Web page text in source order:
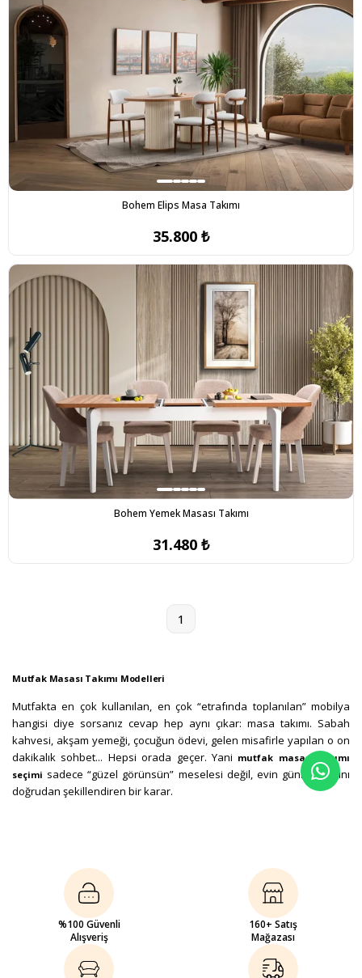
Bohem Elips Masa Takımı
35.800 ₺
Bohem Yemek Masası Takımı
31.480 ₺
1
Mutfak Masası Takımı Modelleri
Mutfakta en çok kullanılan, en çok “etrafında toplanılan” mobilya
hangisi diye sorsanız cevap hep aynı çıkar: masa takımı. Sabah
kahvesi, akşam yemeği, çocuğun ödevi, gelen misafirle yapılan o on
dakikalık sohbet... Hepsi orada geçer. Yani mutfak masası takımı
seçimi sadece “güzel görünsün” meselesi değil, evin günlük akışını
doğrudan şekillendiren bir karar.
masa yetersiz kalıyorsa, o takım o mutfak için doğru seçim değildir.
Küçük mutfakta öncelik ölçü ve formda; sandalye çekildiğinde
dolaba çarpmasın, masa fazla yer kaplamasın yeter. Geniş mutfakta
ise iş biraz değişiyor, orada masa artık mutfağın görünümüne nasıl
uyacağı ve kaç kişiyi ağırlayacağı önem kazanıyor. Bu yüzden
kategoride hem sade çizgili modern modeller hem sıcak duran ahşap
%100 Güvenli
Alışveriş
160+ Satış
Mağazası